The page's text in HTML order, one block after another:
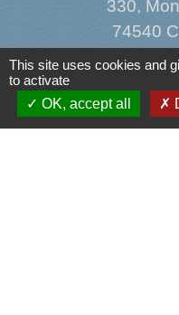
330,
74540
+33
This site uses cookies and
to activate
OK, accept all